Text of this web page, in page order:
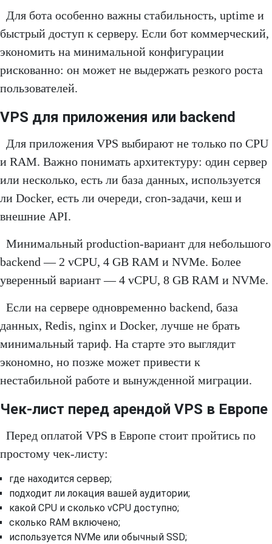
Для бота особенно важны стабильность, uptime и
быстрый доступ к серверу. Если бот коммерческий,
экономить на минимальной конфигурации
рискованно: он может не выдержать резкого роста
пользователей.
VPS для приложения или backend
Для приложения VPS выбирают не только по CPU
и RAM. Важно понимать архитектуру: один сервер
или несколько, есть ли база данных, используется
ли Docker, есть ли очереди, cron-задачи, кеш и
внешние API.
Минимальный production-вариант для небольшого
backend — 2 vCPU, 4 GB RAM и NVMe. Более
уверенный вариант — 4 vCPU, 8 GB RAM и NVMe.
Если на сервере одновременно backend, база
данных, Redis, nginx и Docker, лучше не брать
минимальный тариф. На старте это выглядит
экономно, но позже может привести к
нестабильной работе и вынужденной миграции.
Чек-лист перед арендой VPS в Европе
Перед оплатой VPS в Европе стоит пройтись по
простому чек-листу:
где находится сервер;
подходит ли локация вашей аудитории;
какой CPU и сколько vCPU доступно;
сколько RAM включено;
используется NVMe или обычный SSD;